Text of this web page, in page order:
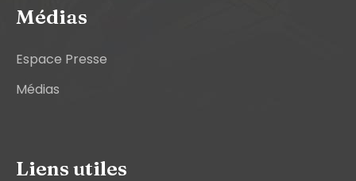
Médias
Espace Presse
Médias
Liens utiles